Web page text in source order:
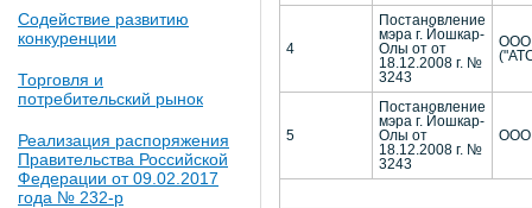
Содействие развитию
конкуренции
Торговля и
потребительский рынок
Реализация распоряжения
Правительства Российской
Федерации от 09.02.2017
года № 232-р
4
Постановление
мэра г. Йошкар-
Олы от от
18.12.2008 г. №
3243
ООО
5
Постановление
мэра г. Йошкар-
Олы от
18.12.2008 г. №
3243
ООО